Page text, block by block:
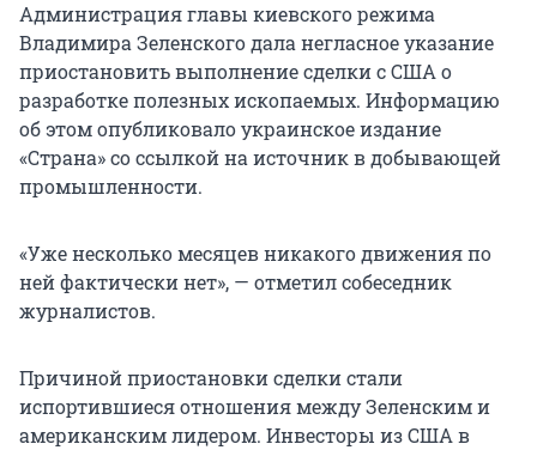
Администрация главы киевского режима
Владимира Зеленского дала негласное указание
приостановить выполнение сделки с США о
разработке полезных ископаемых. Информацию
об этом опубликовало украинское издание
«Страна» со ссылкой на источник в добывающей
промышленности.
«Уже несколько месяцев никакого движения по
ней фактически нет», — отметил собеседник
журналистов.
Причиной приостановки сделки стали
испортившиеся отношения между Зеленским и
американским лидером. Инвесторы из США в